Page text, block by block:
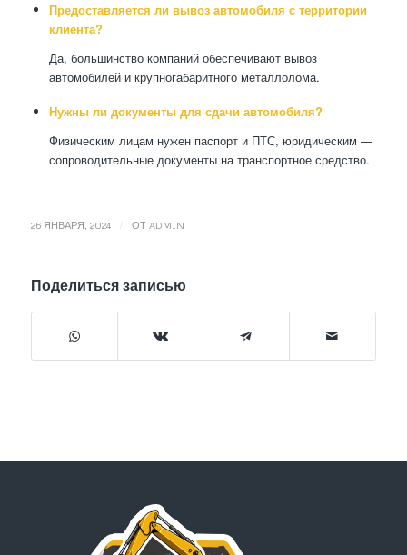
Предоставляется ли вывоз автомобиля с территории
клиента?
Да, большинство компаний обеспечивают вывоз
автомобилей и крупногабаритного металлолома.
Нужны ли документы для сдачи автомобиля?
Физическим лицам нужен паспорт и ПТС, юридическим —
сопроводительные документы на транспортное средство.
26 ЯНВАРЯ, 2024 ОТ ADMIN
Поделиться записью